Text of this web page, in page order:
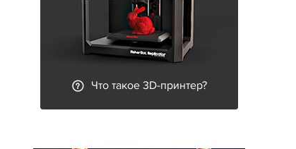
Что такое 3D-принтер?